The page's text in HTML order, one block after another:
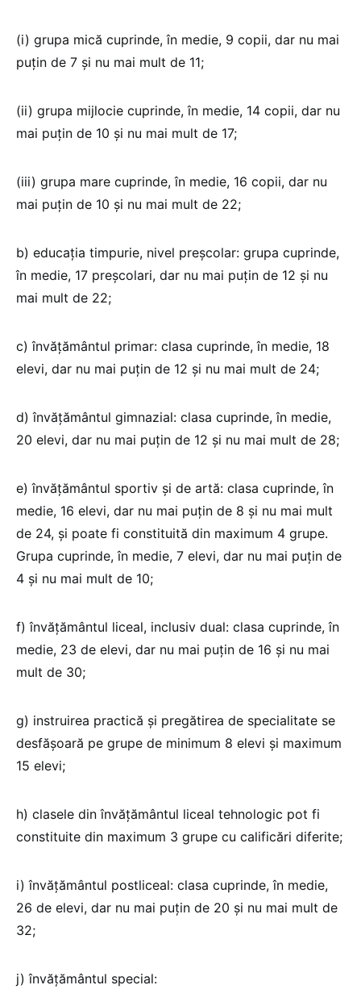
(i) grupa mică cuprinde, în medie, 9 copii, dar nu mai
puţin de 7 şi nu mai mult de 11;
(ii) grupa mijlocie cuprinde, în medie, 14 copii, dar nu
mai puţin de 10 şi nu mai mult de 17;
(iii) grupa mare cuprinde, în medie, 16 copii, dar nu
mai puţin de 10 şi nu mai mult de 22;
b) educaţia timpurie, nivel preşcolar: grupa cuprinde,
în medie, 17 preşcolari, dar nu mai puţin de 12 şi nu
mai mult de 22;
c) învăţământul primar: clasa cuprinde, în medie, 18
elevi, dar nu mai puţin de 12 şi nu mai mult de 24;
d) învăţământul gimnazial: clasa cuprinde, în medie,
20 elevi, dar nu mai puţin de 12 şi nu mai mult de 28;
e) învăţământul sportiv şi de artă: clasa cuprinde, în
medie, 16 elevi, dar nu mai puţin de 8 şi nu mai mult
de 24, şi poate fi constituită din maximum 4 grupe.
Grupa cuprinde, în medie, 7 elevi, dar nu mai puţin de
4 şi nu mai mult de 10;
f) învăţământul liceal, inclusiv dual: clasa cuprinde, în
medie, 23 de elevi, dar nu mai puţin de 16 şi nu mai
mult de 30;
g) instruirea practică şi pregătirea de specialitate se
desfăşoară pe grupe de minimum 8 elevi şi maximum
15 elevi;
h) clasele din învăţământul liceal tehnologic pot fi
constituite din maximum 3 grupe cu calificări diferite;
i) învăţământul postliceal: clasa cuprinde, în medie,
26 de elevi, dar nu mai puţin de 20 şi nu mai mult de
32;
j) învăţământul special: